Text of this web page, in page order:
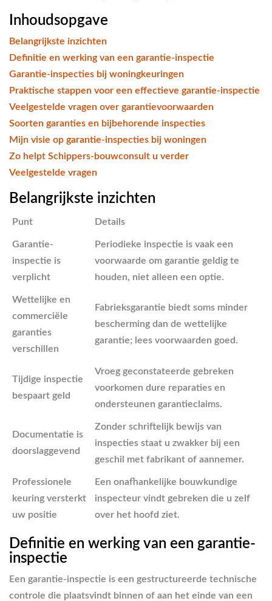
Inhoudsopgave
Belangrijkste inzichten
Definitie en werking van een garantie-inspectie
Garantie-inspecties bij woningkeuringen
Praktische stappen voor een effectieve garantie-inspectie
Veelgestelde vragen over garantievoorwaarden
Soorten garanties en bijbehorende inspecties
Mijn visie op garantie-inspecties bij woningen
Zo helpt Schippers-bouwconsult u verder
Veelgestelde vragen
Belangrijkste inzichten
Punt Details
Garantie-
inspectie is
verplicht
Periodieke inspectie is vaak een
voorwaarde om garantie geldig te
houden, niet alleen een optie.
Wettelijke en
commerciële
garanties
verschillen
Fabrieksgarantie biedt soms minder
bescherming dan de wettelijke
garantie; lees voorwaarden goed.
Tijdige inspectie
bespaart geld
Vroeg geconstateerde gebreken
voorkomen dure reparaties en
ondersteunen garantieclaims.
Documentatie is
doorslaggevend
Zonder schriftelijk bewijs van
inspecties staat u zwakker bij een
geschil met fabrikant of aannemer.
Professionele
keuring versterkt
uw positie
Een onafhankelijke bouwkundige
inspecteur vindt gebreken die u zelf
over het hoofd ziet.
Definitie en werking van een garantie-
inspectie
Een garantie-inspectie is een gestructureerde technische
controle die plaatsvindt binnen of aan het einde van een